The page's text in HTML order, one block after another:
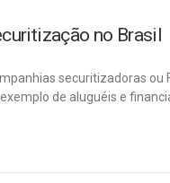
no Brasil
securitizadoras ou
de aluguéis e